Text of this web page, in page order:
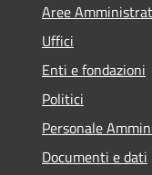
Aree
Uffici
Enti e fondazioni
Politici
Personale
Documenti e dati